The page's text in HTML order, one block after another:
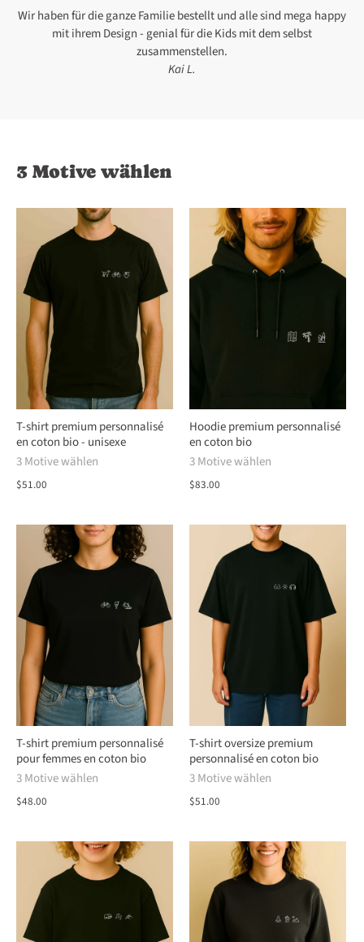
Wir haben für die ganze Familie bestellt und alle sind mega happy
mit ihrem Design - genial für die Kids mit dem selbst
zusammenstellen.
Kai L.
3 Motive wählen
T-shirt premium personnalisé
en coton bio - unisexe
3 Motive wählen
$51.00
Hoodie premium personnalisé
en coton bio
3 Motive wählen
$83.00
T-shirt premium personnalisé
pour femmes en coton bio
3 Motive wählen
$48.00
T-shirt oversize premium
personnalisé en coton bio
3 Motive wählen
$51.00